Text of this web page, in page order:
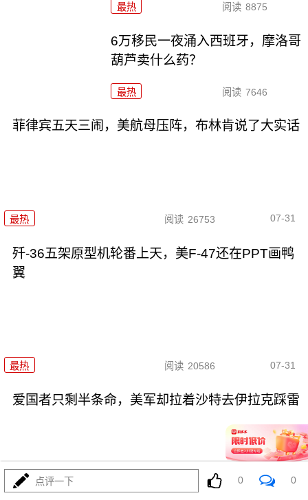
最热 阅读 8875
6万移民一夜涌入西班牙，摩洛哥
葫芦卖什么药？
最热 阅读 7646
菲律宾五天三闹，美航母压阵，布林肯说了大实话
最热 阅读 26753 07-31
歼-36五架原型机轮番上天，美F-47还在PPT画鸭
翼
最热 阅读 20586 07-31
爱国者只剩半条命，美军却拉着沙特去伊拉克踩雷
最热 阅读 11786
点评一下 0 0